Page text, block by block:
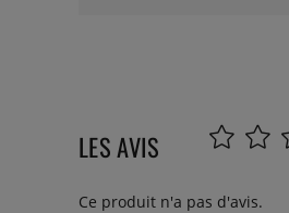
LES AVIS
Ce produit n'a pas d'avis.